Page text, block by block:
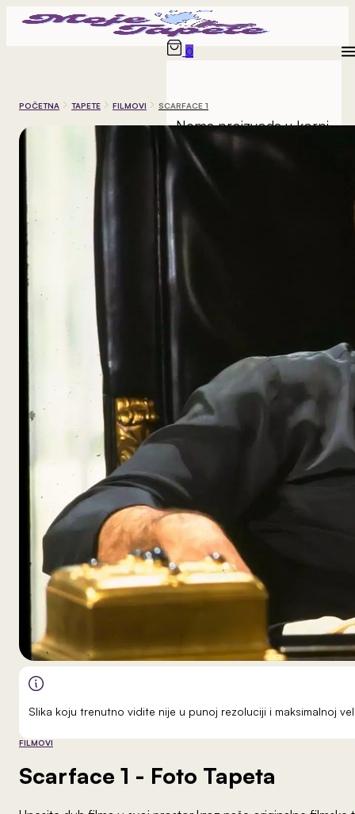
0
Nema proizvoda u korpi.
POČETNA TAPETE FILMOVI SCARFACE 1
Slika koju trenutno vidite nije u punoj rezoluciji i maksimalnoj
FILMOVI
Scarface 1 - Foto Tapeta